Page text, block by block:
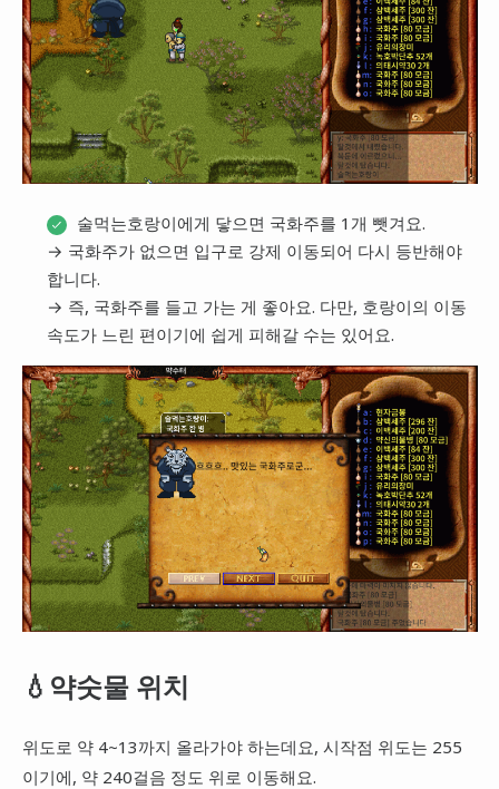
술먹는호랑이에게 닿으면 국화주를 1개 뺏겨요.
→ 국화주가 없으면 입구로 강제 이동되어 다시 등반해야
합니다.
→ 즉, 국화주를 들고 가는 게 좋아요. 다만, 호랑이의 이동
속도가 느린 편이기에 쉽게 피해갈 수는 있어요.
💧약숫물 위치
위도로 약 4~13까지 올라가야 하는데요, 시작점 위도는 255
이기에, 약 240걸음 정도 위로 이동해요.